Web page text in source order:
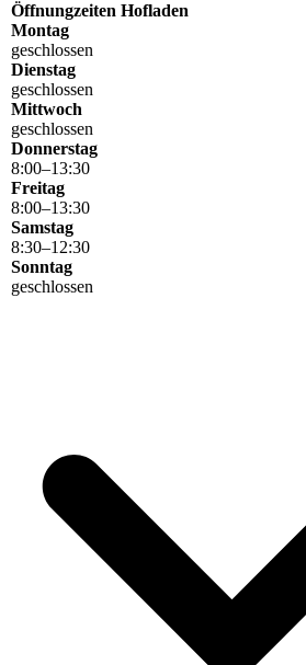
Öffnungzeiten Hofladen
Montag
geschlossen
Dienstag
geschlossen
Mittwoch
geschlossen
Donnerstag
8:00–13:30
Freitag
8:00–13:30
Samstag
8:30–12:30
Sonntag
geschlossen